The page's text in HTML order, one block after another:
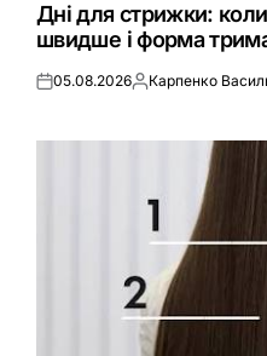
Дні для стрижки:
швидше і форма
Оприлюднено
05.08.2026Опубліковано
Карпенко